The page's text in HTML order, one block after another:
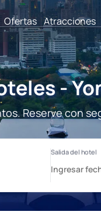
Ofertas Atracciones
-
Reserve con